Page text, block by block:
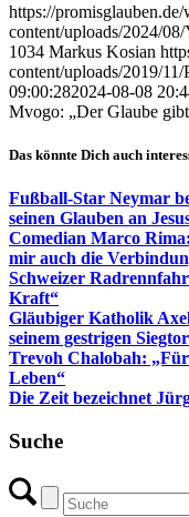
https://
content/uploads/2024/
1034 Markus Kosian
content/uploads/2019/
09:00:282024-08-08
Mvogo: „Der Glaube
Das könnte Dich auch
Fußball-Star Neymar
seinen Glauben an
Comedian Marco
mir auch die
Schweizer
Kraft“
Gläubiger Katholik
seinem gestrigen Siegtor
Trevoh Chalobah:
Leben“
Die Zeit bezeichnet
Suche